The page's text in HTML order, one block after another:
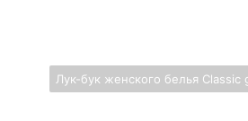
Лук-бук женского белья Classic